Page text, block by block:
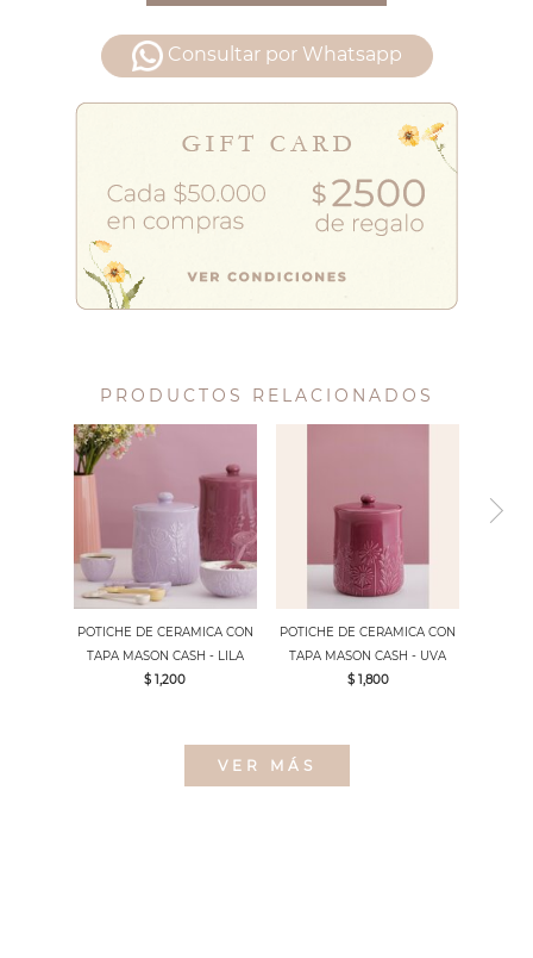
Consultar por Whatsapp
PRODUCTOS RELACIONADOS
POTICHE DE CERAMICA CON
TAPA MASON CASH - LILA
$ 1,200
POTICHE DE CERAMICA CON
TAPA MASON CASH - UVA
$ 1,800
VER MÁS